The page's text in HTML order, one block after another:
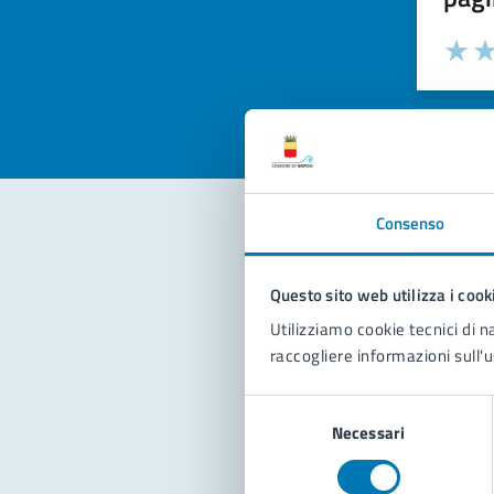
Consenso
Questo sito web utilizza i
Utilizziamo cookie tecnici di
raccogliere informazioni
Necessari
Valuta